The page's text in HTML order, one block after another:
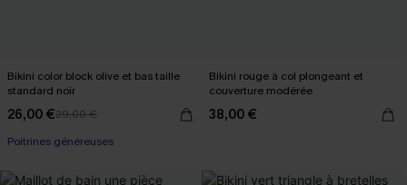
Bikini color block olive et bas taille
standard noir
26,00 €29,00 €
Poitrines généreuses
Bikini rouge à col plongeant et
couverture modérée
38,00 €